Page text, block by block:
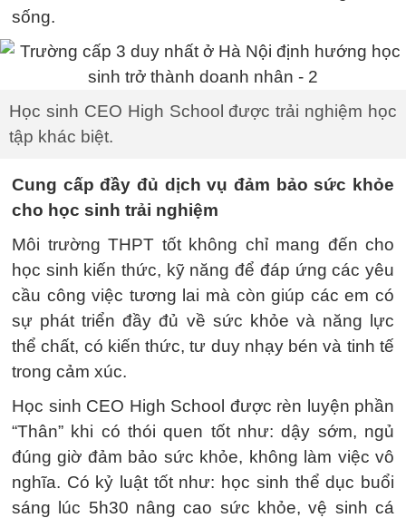
sống.
Học sinh CEO High School được trải nghiệm học
tập khác biệt.
Cung cấp đầy đủ dịch vụ đảm bảo sức khỏe
cho học sinh trải nghiệm
Môi trường THPT tốt không chỉ mang đến cho
học sinh kiến thức, kỹ năng để đáp ứng các yêu
cầu công việc tương lai mà còn giúp các em có
sự phát triển đầy đủ về sức khỏe và năng lực
thể chất, có kiến thức, tư duy nhạy bén và tinh tế
trong cảm xúc.
Học sinh CEO High School được rèn luyện phần
“Thân” khi có thói quen tốt như: dậy sớm, ngủ
đúng giờ đảm bảo sức khỏe, không làm việc vô
nghĩa. Có kỷ luật tốt như: học sinh thể dục buổi
sáng lúc 5h30 nâng cao sức khỏe, vệ sinh cá